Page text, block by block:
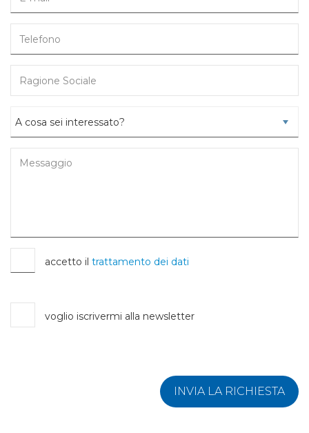
accetto il trattamento dei dati
voglio iscrivermi alla newsletter
INVIA LA RICHIESTA